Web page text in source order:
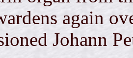
again
Johann